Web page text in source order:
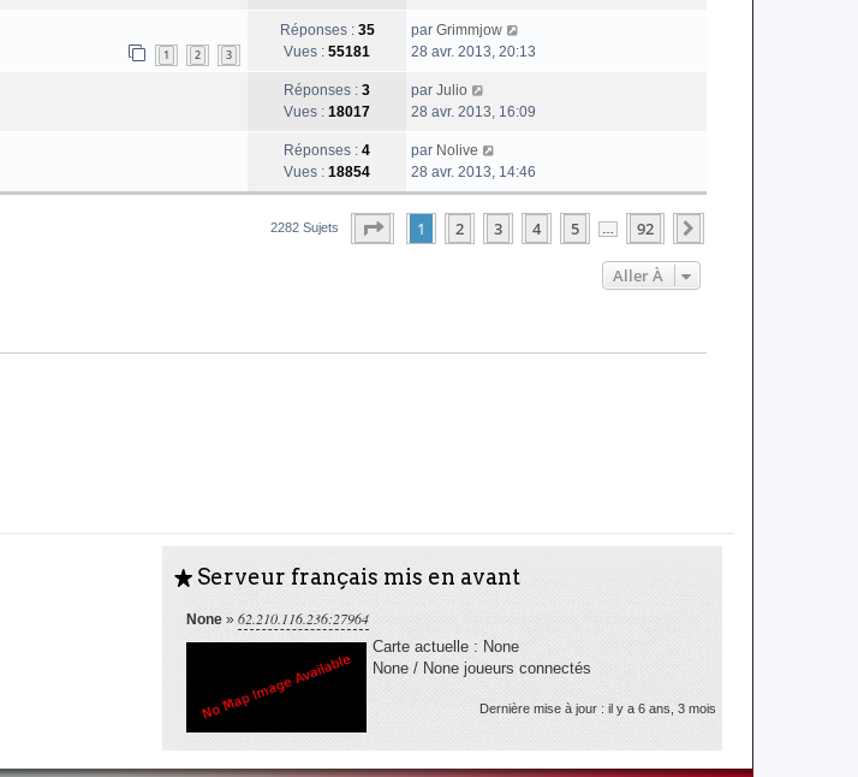
1 2 3
Réponses : 35
Vues : 55181
par Grimmjow
28 avr. 2013, 20:13
Réponses : 3
Vues : 18017
par Julio
28 avr. 2013, 16:09
Réponses : 4
Vues : 18854
par Nolive
28 avr. 2013, 14:46
2282 Sujets Page Sur
1 2 3 4 5 92
Aller À
S Serveur français mis en avant
None » 62.210.116.236:27964
Carte actuelle : None
None / None joueurs connectés
Dernière mise à jour : il y a 6 ans, 3 mois